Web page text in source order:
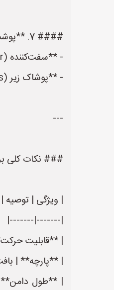
#### 7. **پوشش مناسب زیر لباس (Undergarments)**
- **سفت‌کننده (Shapewear):** یک سفت‌کننده‌ سینه/کمر با کیفیت بالا می‌تواند فرم بدن را صیقل بدهد؛ اما باید به‌گونه‌ای باشد که راحتی را قربانی نکند.
- **پوشاک زیر (Slip/Under Dress):** یک زیرلباس نخی یا ساتنی با رنگ مناسب (معمولاً سفید یا به رنگ لباس) از ایجاد خطوط ناخواسته جلوگیری می‌کند.
---
### نکات کلی
| ویژگی | توصیه |
|-------|-------|
| **قابلیت
| **پارچه** |
| **طول دامن** |